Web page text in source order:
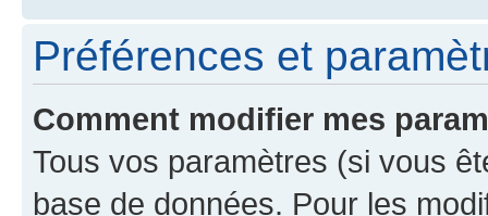
Préférences et
Comment modifier mes
Tous vos paramètres (si vous
base de données. Pour les